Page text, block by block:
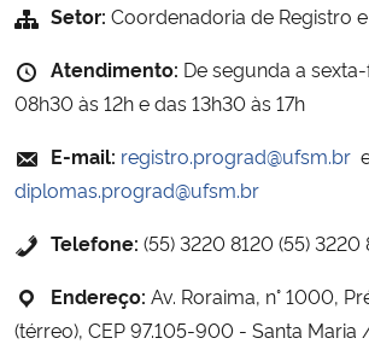
Secretaria-Geral
Gabinete de Segurança Institucional
Advocacia-Geral da União
Banco Central do Brasil
Setor: Coordenadoria de Registro
Atendimento: De segunda a
08h30 às 12h e das 13h30 às 17h
E-mail: registro.prograd@ufsm.br
diplomas.prograd@ufsm.br
Telefone: (55) 3220 8120 (55) 3220
Endereço: Av. Roraima, n° 1000,
(térreo), CEP 97.105-900 - Santa Maria